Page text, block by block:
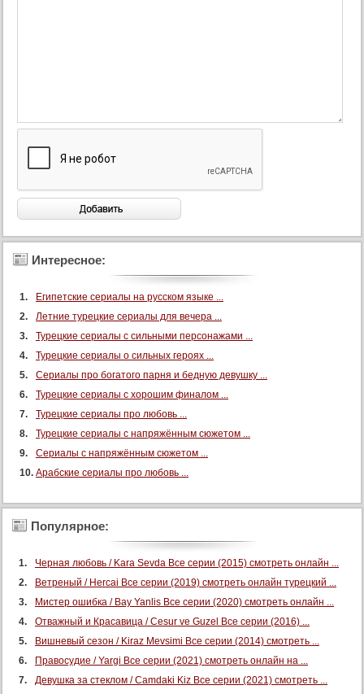
Интересное:
Египетские сериалы на русском языке ...
Летние турецкие сериалы для вечера ...
Турецкие сериалы с сильными персонажами ...
Турецкие сериалы о сильных героях ...
Сериалы про богатого парня и бедную девушку ...
Турецкие сериалы с хорошим финалом ...
Турецкие сериалы про любовь ...
Турецкие сериалы с напряжённым сюжетом ...
Сериалы с напряжённым сюжетом ...
Арабские сериалы про любовь ...
Популярное:
Черная любовь / Kara Sevda Все серии (2015) смотреть онлайн ...
Ветреный / Hercai Все серии (2019) смотреть онлайн турецкий ...
Мистер ошибка / Bay Yanlis Все серии (2020) смотреть онлайн ...
Отважный и Красавица / Cesur ve Guzel Все серии (2016) ...
Вишневый сезон / Kiraz Mevsimi Все серии (2014) смотреть ...
Правосудие / Yargi Все серии (2021) смотреть онлайн на ...
Девушка за стеклом / Camdaki Kiz Все серии (2021) смотреть ...